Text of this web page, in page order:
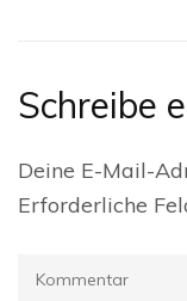
Schreibe
Deine E-Mail-
Erforderliche
Kommentar